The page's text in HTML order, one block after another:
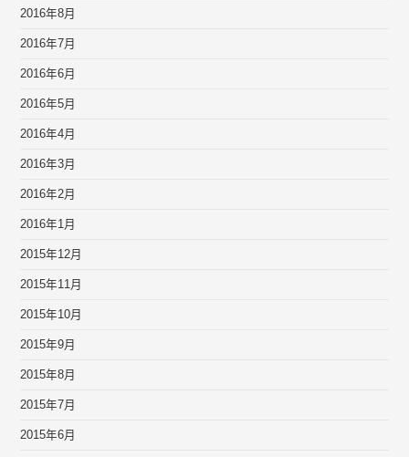
2016年8月
2016年7月
2016年6月
2016年5月
2016年4月
2016年3月
2016年2月
2016年1月
2015年12月
2015年11月
2015年10月
2015年9月
2015年8月
2015年7月
2015年6月